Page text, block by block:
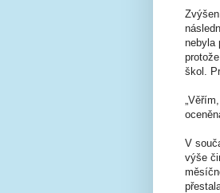
nebyla
škol.
V
výše